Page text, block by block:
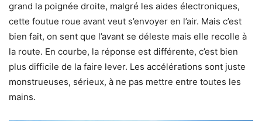
grand la poignée droite, malgré les aides électroniques,
cette foutue roue avant veut s’envoyer en l’air. Mais c’est
bien fait, on sent que l’avant se déleste mais elle recolle à
la route. En courbe, la réponse est différente, c’est bien
plus difficile de la faire lever. Les accélérations sont juste
monstrueuses, sérieux, à ne pas mettre entre toutes les
mains.